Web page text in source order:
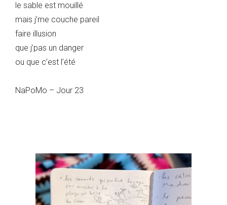
le sable est mouillé
mais j’me couche pareil
faire illusion
que j’pas un danger
ou que c’est l’été
NaPoMo – Jour 23